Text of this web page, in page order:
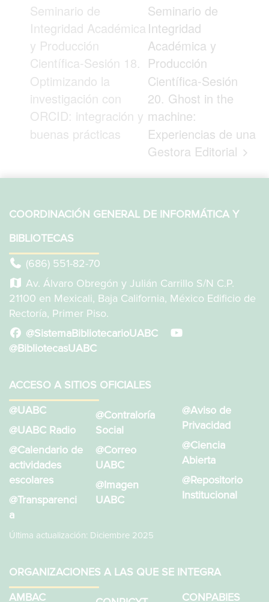
Seminario de
Integridad Académica
y Producción
Científica-Sesión 18.
Optimizando la
investigación con
ORCID: integración y
buenas prácticas
Seminario de
Integridad
Académica y
Producción
Científica-Sesión
20. Ghost in the
machine:
Experiencias de una
Gestora Editorial
COORDINACIÓN GENERAL DE INFORMÁTICA Y
BIBLIOTECAS
(686) 551-82-70
Av. Álvaro Obregón y Julián Carrillo S/N C.P.
21100 en Mexicali, Baja California, México Edificio de
Rectoría, Primer Piso.
@SistemaBibliotecarioUABC
@BibliotecasUABC
ACCESO A SITIOS OFICIALES
@UABC
@UABC Radio
@Calendario de
actividades
escolares
@Transparenci
a
@Contraloría
Social
@Correo
UABC
@Imagen
UABC
@Aviso de
Privacidad
@Ciencia
Abierta
@Repositorio
Institucional
Última actualización: Diciembre 2025
ORGANIZACIONES A LAS QUE SE INTEGRA
AMBAC
CONPABIES